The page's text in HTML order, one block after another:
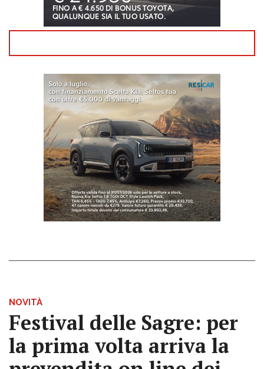
NOVITÀ
Festival delle Sagre: per
la prima volta arriva la